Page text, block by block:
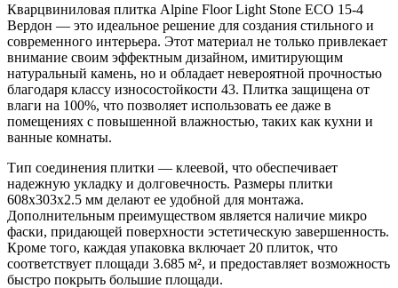
Кварцвиниловая плитка Alpine Floor Light Stone ECO 15-4
Вердон — это идеальное решение для создания стильного и
современного интерьера. Этот материал не только привлекает
внимание своим эффектным дизайном, имитирующим
натуральный камень, но и обладает невероятной прочностью
благодаря классу износостойкости 43. Плитка защищена от
влаги на 100%, что позволяет использовать ее даже в
помещениях с повышенной влажностью, таких как кухни и
ванные комнаты.
Тип соединения плитки — клеевой, что обеспечивает
надежную укладку и долговечность. Размеры плитки
608x303x2.5 мм делают ее удобной для монтажа.
Дополнительным преимуществом является наличие микро
фаски, придающей поверхности эстетическую завершенность.
Кроме того, каждая упаковка включает 20 плиток, что
соответствует площади 3.685 м², и предоставляет возможность
быстро покрыть большие площади.